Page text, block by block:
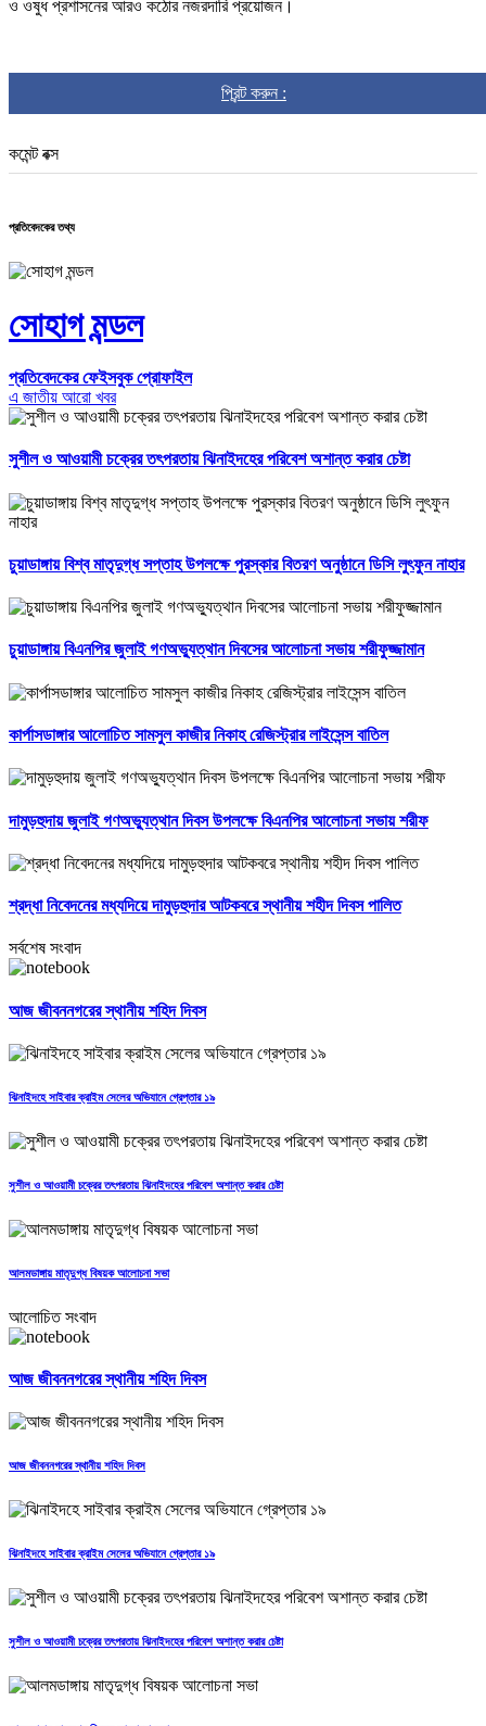
ও ওষুধ প্রশাসনের আরও কঠোর নজরদারি প্রয়োজন।
প্রিন্ট করুন :
কমেন্ট বক্স
প্রতিবেদকের তথ্য
সোহাগ মন্ডল
প্রতিবেদকের ফেইসবুক প্রোফাইল
এ জাতীয় আরো খবর
সুশীল ও আওয়ামী চক্রের তৎপরতায় ঝিনাইদহের পরিবেশ অশান্ত করার চেষ্টা
চুয়াডাঙ্গায় বিশ্ব মাতৃদুগ্ধ সপ্তাহ উপলক্ষে পুরস্কার বিতরণ অনুষ্ঠানে ডিসি লুৎফুন নাহার
চুয়াডাঙ্গায় বিএনপির জুলাই গণঅভ্যুত্থান দিবসের আলোচনা সভায় শরীফুজ্জামান
কার্পাসডাঙ্গার আলোচিত সামসুল কাজীর নিকাহ রেজিস্ট্রার লাইসেন্স বাতিল
দামুড়হুদায় জুলাই গণঅভ্যুত্থান দিবস উপলক্ষে বিএনপির আলোচনা সভায় শরীফ
শ্রদ্ধা নিবেদনের মধ্যদিয়ে দামুড়হুদার আটকবরে স্থানীয় শহীদ দিবস পালিত
সর্বশেষ সংবাদ
আজ জীবননগরের স্থানীয় শহিদ দিবস
ঝিনাইদহে সাইবার ক্রাইম সেলের অভিযানে গ্রেপ্তার ১৯
সুশীল ও আওয়ামী চক্রের তৎপরতায় ঝিনাইদহের পরিবেশ অশান্ত করার চেষ্টা
আলমডাঙ্গায় মাতৃদুগ্ধ বিষয়ক আলোচনা সভা
আলোচিত সংবাদ
আজ জীবননগরের স্থানীয় শহিদ দিবস
আজ জীবননগরের স্থানীয় শহিদ দিবস
ঝিনাইদহে সাইবার ক্রাইম সেলের অভিযানে গ্রেপ্তার ১৯
সুশীল ও আওয়ামী চক্রের তৎপরতায় ঝিনাইদহের পরিবেশ অশান্ত করার চেষ্টা